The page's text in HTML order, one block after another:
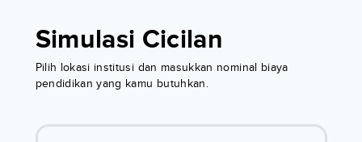
Simulasi Cicilan
Pilih lokasi institusi dan masukkan nominal biaya
pendidikan yang kamu butuhkan.